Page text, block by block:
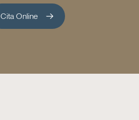
Cita Online